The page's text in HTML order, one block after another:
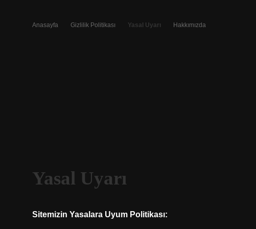
Anasayfa Gizlilik Politikası Yasal Uyarı Hakkımızda
Yasal Uyarı
Sitemizin Yasalara Uyum Politikası: